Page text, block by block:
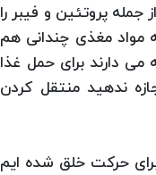
پروتئین و فیبر را
مواد مغذی چندانی هم
دارند برای حمل غذا
ندهید منتقل کردن
حرکت خلق شده ایم